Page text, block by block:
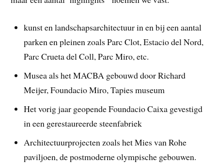
kunst en landschapsarchitectuur in en bij een aantal
parken en pleinen zoals Parc Clot, Estacio del Nord,
Parc Crueta del Coll, Parc Miro, etc.
Musea als het MACBA gebouwd door Richard
Meijer, Foundacio Miro, Tapies museum
Het vorig jaar geopende Foundacio Caixa gevestigd
in een gerestaureerde steenfabriek
Architectuurprojecten zoals het Mies van Rohe
paviljoen, de postmoderne olympische gebouwen.